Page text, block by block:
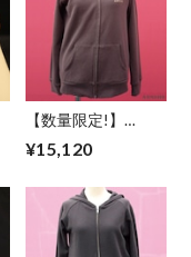
【数量限定!】
前開き 龍 ガンメタ
アブサード
DRAGON3.1.1（B）
¥15,120